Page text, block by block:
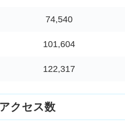
74,540
101,604
122,317
クセス数